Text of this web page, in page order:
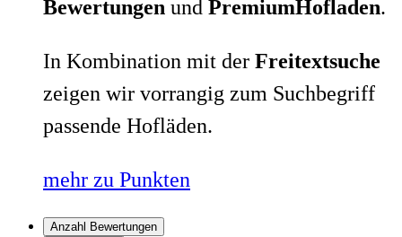
Bewertungen und PremiumHofladen.
In Kombination mit der Freitextsuche
zeigen wir vorrangig zum Suchbegriff
passende Hofläden.
mehr zu Punkten
Anzahl Bewertungen